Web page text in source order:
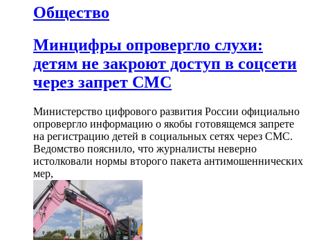
Общество
Минцифры опровергло слухи:
детям не закроют доступ в соцсети
через запрет СМС
Министерство цифрового развития России официально
опровергло информацию о якобы готовящемся запрете
на регистрацию детей в социальных сетях через СМС.
Ведомство пояснило, что журналисты неверно
истолковали нормы второго пакета антимошеннических
мер,